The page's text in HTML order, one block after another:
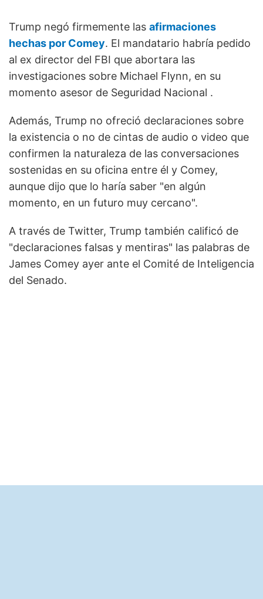
Trump negó firmemente las afirmaciones
hechas por Comey. El mandatario habría pedido
al ex director del FBI que abortara las
investigaciones sobre Michael Flynn, en su
momento asesor de Seguridad Nacional .
Además, Trump no ofreció declaraciones sobre
la existencia o no de cintas de audio o video que
confirmen la naturaleza de las conversaciones
sostenidas en su oficina entre él y Comey,
aunque dijo que lo haría saber "en algún
momento, en un futuro muy cercano".
A través de Twitter, Trump también calificó de
"declaraciones falsas y mentiras" las palabras de
James Comey ayer ante el Comité de Inteligencia
del Senado.